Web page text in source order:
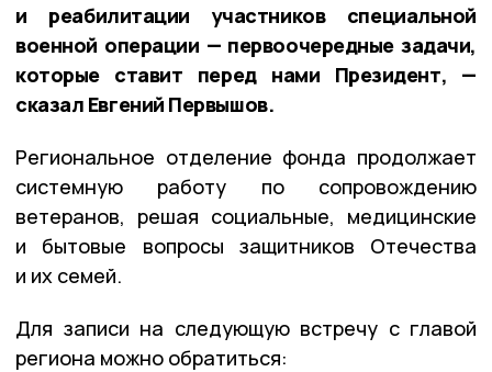
и реабилитации участников специальной
военной операции — первоочередные задачи,
которые ставит перед нами Президент, —
сказал Евгений Первышов.
Региональное отделение фонда продолжает
системную работу по сопровождению
ветеранов, решая социальные, медицинские
и бытовые вопросы защитников Отечества
и их семей.
Для записи на следующую встречу с главой
региона можно обратиться: